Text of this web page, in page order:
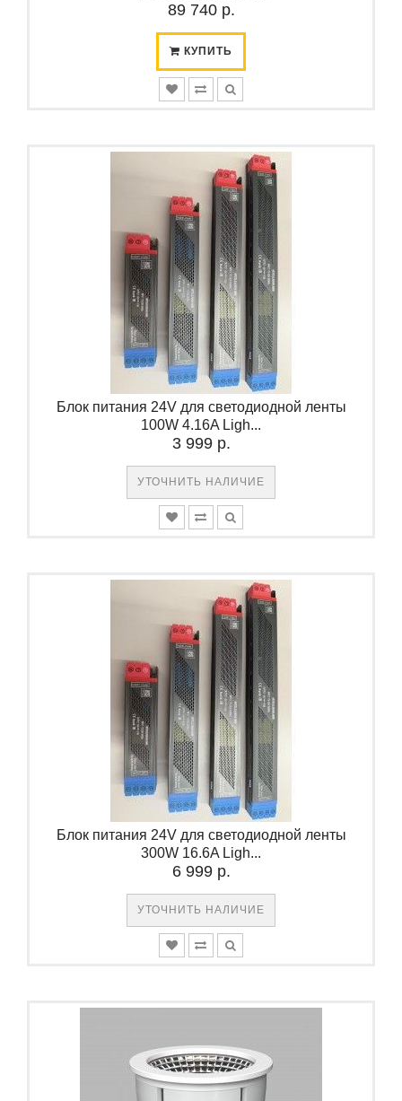
89 740 р.
КУПИТЬ
Блок питания 24V для светодиодной ленты
100W 4.16A Ligh...
3 999 р.
УТОЧНИТЬ НАЛИЧИЕ
Блок питания 24V для светодиодной ленты
300W 16.6A Ligh...
6 999 р.
УТОЧНИТЬ НАЛИЧИЕ